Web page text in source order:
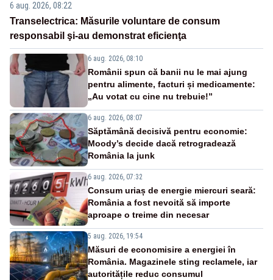
6 aug. 2026, 08:22
Transelectrica: Măsurile voluntare de consum
responsabil şi-au demonstrat eficienţa
6 aug. 2026, 08:10
Românii spun că banii nu le mai ajung
pentru alimente, facturi și medicamente:
„Au votat cu cine nu trebuie!”
6 aug. 2026, 08:07
Săptămână decisivă pentru economie:
Moody’s decide dacă retrogradează
România la junk
6 aug. 2026, 07:32
Consum uriaș de energie miercuri seară:
România a fost nevoită să importe
aproape o treime din necesar
5 aug. 2026, 19:54
Măsuri de economisire a energiei în
România. Magazinele sting reclamele, iar
autoritățile reduc consumul